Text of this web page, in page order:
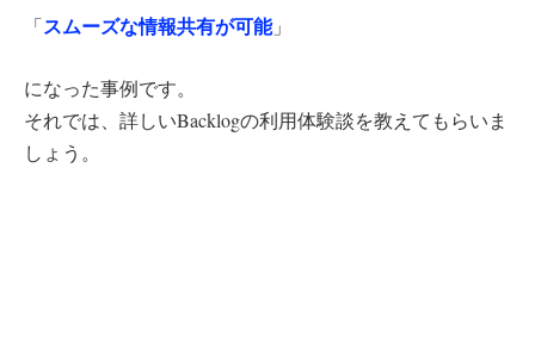
「スムーズな情報共有が可能」
になった事例です。
それでは、詳しいBacklogの利用体験談を教えてもらいま
しょう。